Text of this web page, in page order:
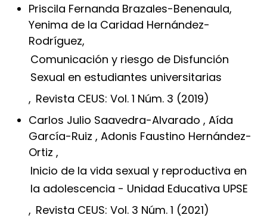
Priscila Fernanda Brazales-Benenaula,
Yenima de la Caridad Hernández-
Rodríguez,
Comunicación y riesgo de Disfunción
Sexual en estudiantes universitarias
, Revista CEUS: Vol. 1 Núm. 3 (2019)
Carlos Julio Saavedra-Alvarado , Aída
García-Ruiz , Adonis Faustino Hernández-
Ortiz ,
Inicio de la vida sexual y reproductiva en
la adolescencia - Unidad Educativa UPSE
, Revista CEUS: Vol. 3 Núm. 1 (2021)